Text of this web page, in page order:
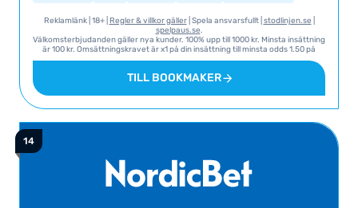
Reklamlänk | 18+ | Regler & villkor gäller| Spela ansvarsfullt | stodlinjen.se
spelpaus.se.
Välkomsterbjudanden gäller nya kunder. 100% upp till 1000 kr. Minsta insättning
är 100 kr. Omsättningskravet är x1 på din insättning till minsta odds 1.50 på
sport. Omsättningskravet för bonusen är X6 till minsta oddset 1.80 eller 1.40
hänvisar till Betinia för T&C i sin helhet gällande detta erbjudande.
TILL BOOKMAKER